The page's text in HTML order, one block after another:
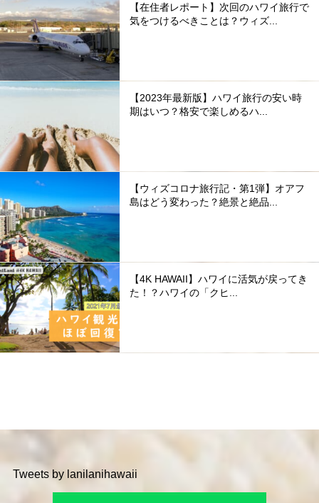
【在住者レポート】次回のハワイ旅行で
気をつけるべきことは？ウィズ...
【2023年最新版】ハワイ旅行の安い時
期はいつ？格安で楽しめるハ...
【ウィズコロナ旅行記・第1弾】オアフ
島はどう変わった？絶景と絶品...
【4K HAWAII】ハワイに活気が戻ってき
た！？ハワイの「クヒ...
Tweets by lanilanihawaii